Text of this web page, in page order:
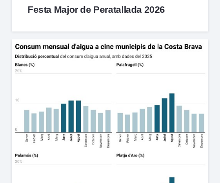
Festa Major de Peratallada 2026